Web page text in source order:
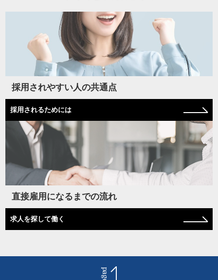
採用されやすい人の共通点
採用されるためには
直接雇用になるまでの流れ
求人を探して働く